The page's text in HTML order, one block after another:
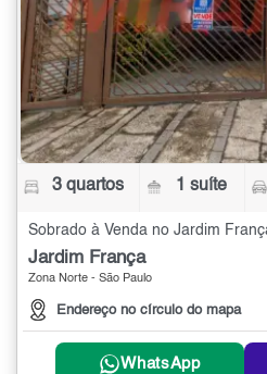
3 quartos 1 suíte
Sobrado à Venda no Jardim
Jardim França
Zona Norte - São Paulo
Endereço no círculo do mapa
WhatsApp